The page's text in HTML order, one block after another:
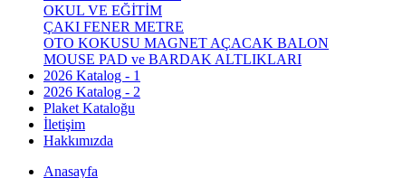
OKUL VE EĞİTİM
ÇAKI FENER METRE
OTO KOKUSU MAGNET AÇACAK BALON
MOUSE PAD ve BARDAK ALTLIKLARI
2026 Katalog - 1
2026 Katalog - 2
Plaket Kataloğu
İletişim
Hakkımızda
Anasayfa